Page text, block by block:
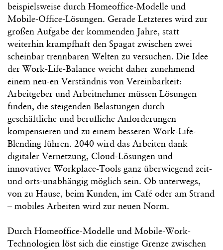
beispielsweise durch Homeoffice-Modelle und
Mobile-Office-Lösungen. Gerade Letzteres wird zur
großen Aufgabe der kommenden Jahre, statt
weiterhin krampfhaft den Spagat zwischen zwei
scheinbar trennbaren Welten zu versuchen. Die Idee
der Work-Life-Balance weicht daher zunehmend
einem neu-en Verständnis von Vereinbarkeit:
Arbeitgeber und Arbeitnehmer müssen Lösungen
finden, die steigenden Belastungen durch
geschäftliche und berufliche Anforderungen
kompensieren und zu einem besseren Work-Life-
Blending führen. 2040 wird das Arbeiten dank
digitaler Vernetzung, Cloud-Lösungen und
innovativer Workplace-Tools ganz überwiegend zeit-
und orts-unabhängig möglich sein. Ob unterwegs,
von zu Hause, beim Kunden, im Café oder am Strand
– mobiles Arbeiten wird zur neuen Norm.
Durch Homeoffice-Modelle und Mobile-Work-
Technologien löst sich die einstige Grenze zwischen